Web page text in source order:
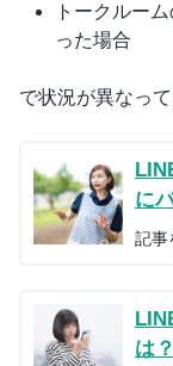
トークルー
った場合
で状況が異なっ
に
記事
は